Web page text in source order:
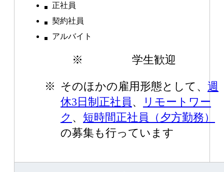
正社員
契約社員
アルバイト
※ 学生歓迎
※ そのほかの雇用形態として、 週
休3日制正社員 、
リモートワー
ク 、 短時間正社員（夕方勤務）
の募集も行っています